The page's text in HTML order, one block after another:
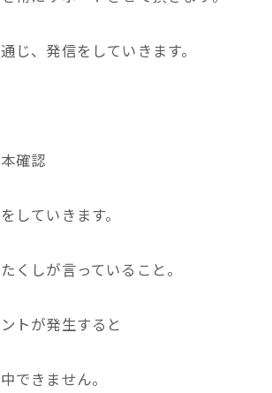
じ、発信をしていきます。
確認
していきます。
くしが言っていること。
トが発生すると
できません。